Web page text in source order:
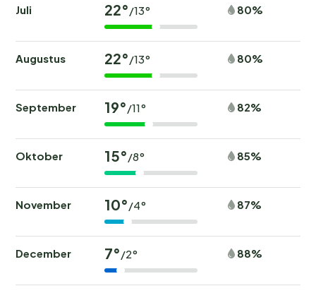
Juli 22° /13° 80%
Augustus 22° /13° 80%
September 19° /11° 82%
Oktober 15° /8° 85%
November 10° /4° 87%
December 7° /2° 88%